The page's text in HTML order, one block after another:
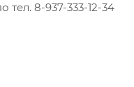
тел. 8-937-333-12-34